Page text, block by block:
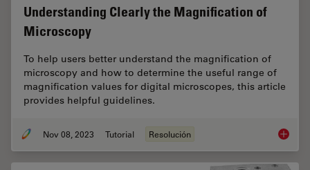
Understanding Clearly the Magnification of
Microscopy
To help users better understand the magnification of
microscopy and how to determine the useful range of
magnification values for digital microscopes, this article
provides helpful guidelines.
Nov 08, 2023 Tutorial Resolución